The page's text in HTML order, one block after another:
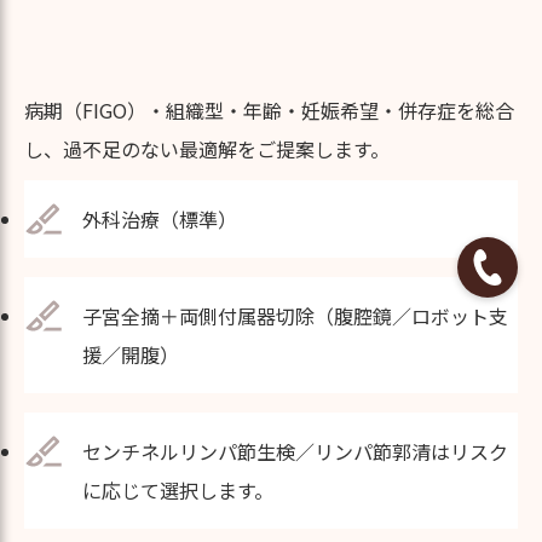
病期（FIGO）・組織型・年齢・妊娠希望・併存症を総合
し、過不足のない最適解をご提案します。
外科治療（標準）
子宮全摘＋両側付属器切除（腹腔鏡／ロボット支
援／開腹）
センチネルリンパ節生検／リンパ節郭清はリスク
に応じて選択します。